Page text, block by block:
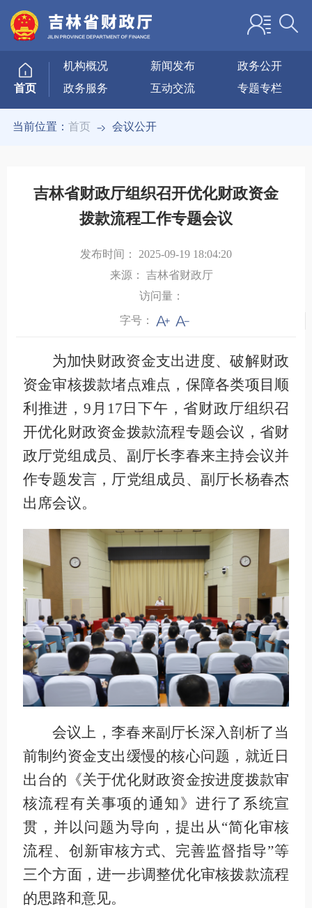
首页
机构概况 新闻发布
政务公开
政务服务
互动交流 专题专栏
当前位置：首页 会议公开
吉林省财政厅组织召开优化财政资金
拨款流程工作专题会议
发布时间： 2025-09-19 18:04:20
来源：
吉林省财政厅
访问量：
字号：
为加快财政资金支出进度、破解财政
资金审核拨款堵点难点，保障各类项目顺
利推进，9月17日下午，省财政厅组织召
开优化财政资金拨款流程专题会议，省财
政厅党组成员、副厅长李春来主持会议并
作专题发言，厅党组成员、副厅长杨春杰
出席会议。
会议上，李春来副厅长深入剖析了当
前制约资金支出缓慢的核心问题，就近日
出台的《关于优化财政资金按进度拨款审
核流程有关事项的通知》进行了系统宣
贯，并以问题为导向，提出从“简化审核
流程、创新审核方式、完善监督指导”等
三个方面，进一步调整优化审核拨款流程
的思路和意见。